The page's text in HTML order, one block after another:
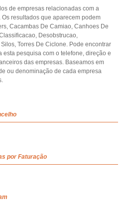
de empresas relacionadas com a
resultados que aparecem podem
Cacambas De Camiao, Canhoes De
Desobstrucao,
Torres De Ciclone. Pode encontrar
esta pesquisa com o telefone, direção e
das empresas. Baseamos em
ou denominação de cada empresa
por Faturação